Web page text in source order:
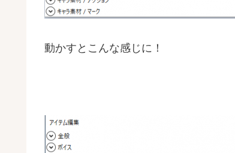
動かすとこんな感じに！